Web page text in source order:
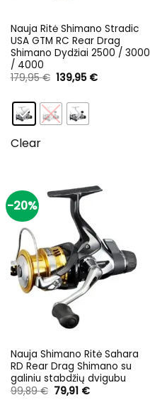
Nauja Ritė Shimano Stradic
USA GTM RC Rear Drag
Shimano Dydžiai 2500 / 3000
/ 4000
179,95€ Original
price
179,95 €.
139,95 €Current
Clear
-20%
Nauja Shimano Ritė Sahara
RD Rear Drag Shimano su
galiniu stabdžių dvigubu
99,89€ Original
price
79,91 €Current